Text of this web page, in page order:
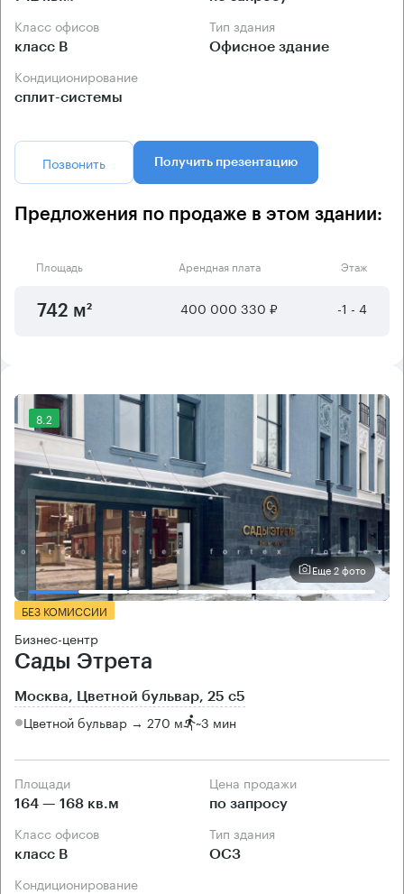
Класс офисов
класс B
Тип здания
Офисное здание
Кондиционирование
сплит-системы
Позвонить Получить презентацию
Предложения по продаже в этом здании:
Площадь Арендная плата Этаж
742 м² 400 000 330 ₽ -1 - 4
8.2
Еще 2 фото
БЕЗ КОМИССИИ
Бизнес-центр
Сады Этрета
Москва, Цветной бульвар, 25 с5
Цветной бульвар → 270 м ~3 мин
Площади
164 — 168 кв.м
Цена продажи
по запросу
Класс офисов
класс B
Тип здания
ОСЗ
Кондиционирование